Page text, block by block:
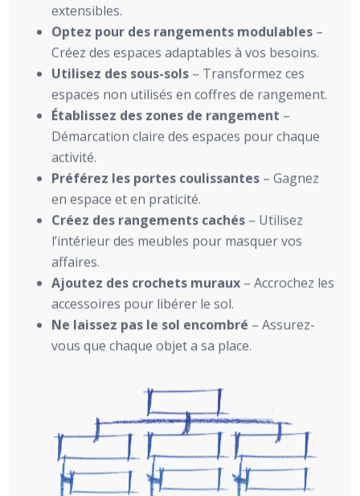
extensibles.
Optez pour des rangements modulables –
Créez des espaces adaptables à vos besoins.
Utilisez des sous-sols – Transformez ces
espaces non utilisés en coffres de rangement.
Établissez des zones de rangement –
Démarcation claire des espaces pour chaque
activité.
Préférez les portes coulissantes – Gagnez
en espace et en praticité.
Créez des rangements cachés – Utilisez
l’intérieur des meubles pour masquer vos
affaires.
Ajoutez des crochets muraux – Accrochez les
accessoires pour libérer le sol.
Ne laissez pas le sol encombré – Assurez-
vous que chaque objet a sa place.